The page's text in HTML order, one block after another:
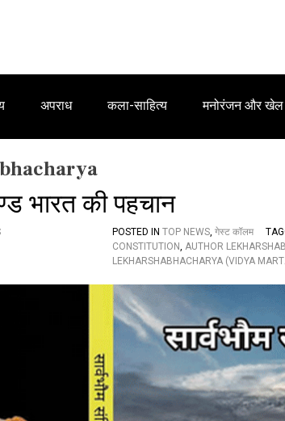
अपराध कला-साहित्य मनोरंजन और खेल
भारत की पहचान
POSTED IN TOP NEWS, गेस्ट कॉलम
CONSTITUTION, AUTHOR
LEKHARSHABHACHARYA (VIDYA